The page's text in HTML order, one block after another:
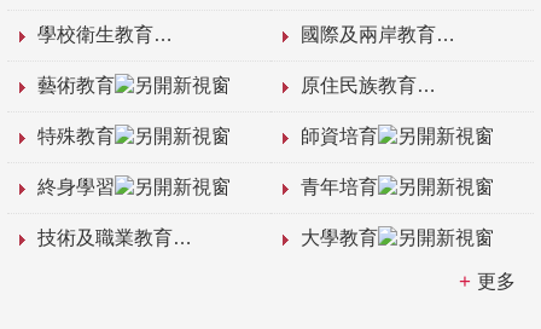
學校衛生教育 國際及兩岸教育
藝術教育 原住民族教育
特殊教育 師資培育
終身學習 青年培育
技術及職業教育 大學教育
更多